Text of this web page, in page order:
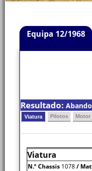
Equipa 12/1968
Resultado:
Viatura Pilotos Motor
Viatura
N.º Chassis 1078/